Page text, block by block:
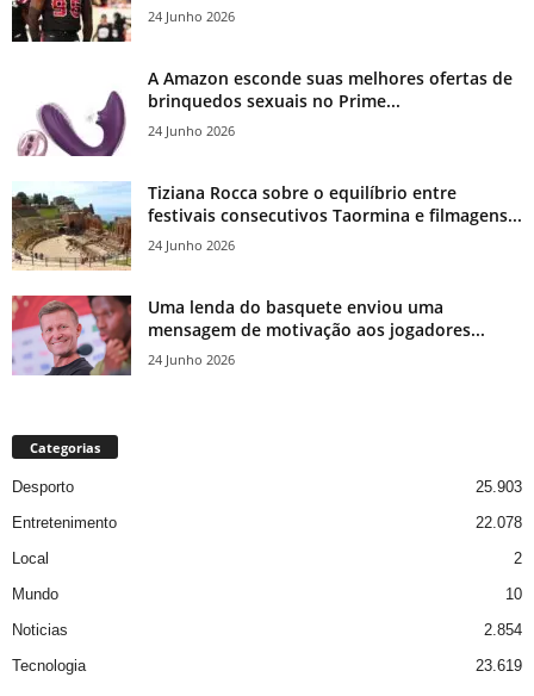
24 Junho 2026
A Amazon esconde suas melhores ofertas de
brinquedos sexuais no Prime...
24 Junho 2026
Tiziana Rocca sobre o equilíbrio entre
festivais consecutivos Taormina e filmagens...
24 Junho 2026
Uma lenda do basquete enviou uma
mensagem de motivação aos jogadores...
24 Junho 2026
Categorias
Desporto
25.903
Entretenimento
22.078
Local
2
Mundo
10
Noticias
2.854
Tecnologia
23.619